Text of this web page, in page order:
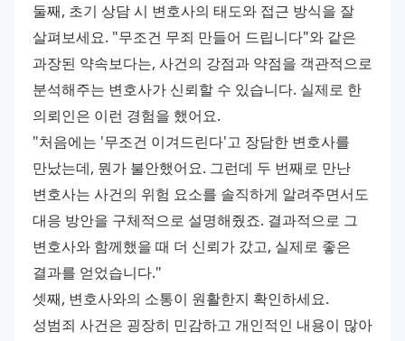
둘째, 초기 상담 시 변호사의 태도와 접근 방식을 잘
살펴보세요. "무조건 무죄 만들어 드립니다"와 같은
과장된 약속보다는, 사건의 강점과 약점을 객관적으로
분석해주는 변호사가 신뢰할 수 있습니다. 실제로 한
의뢰인은 이런 경험을 했어요.
"처음에는 '무조건 이겨드린다'고 장담한 변호사를
만났는데, 뭔가 불안했어요. 그런데 두 번째로 만난
변호사는 사건의 위험 요소를 솔직하게 알려주면서도
대응 방안을 구체적으로 설명해줬죠. 결과적으로 그
변호사와 함께했을 때 더 신뢰가 갔고, 실제로 좋은
결과를 얻었습니다."
셋째, 변호사와의 소통이 원활한지 확인하세요.
성범죄 사건은 굉장히 민감하고 개인적인 내용이 많아